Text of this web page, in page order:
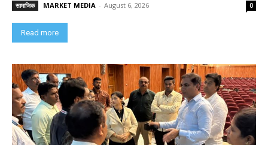
सामाजिक MARKET MEDIA - August 6, 2026 0
Read more